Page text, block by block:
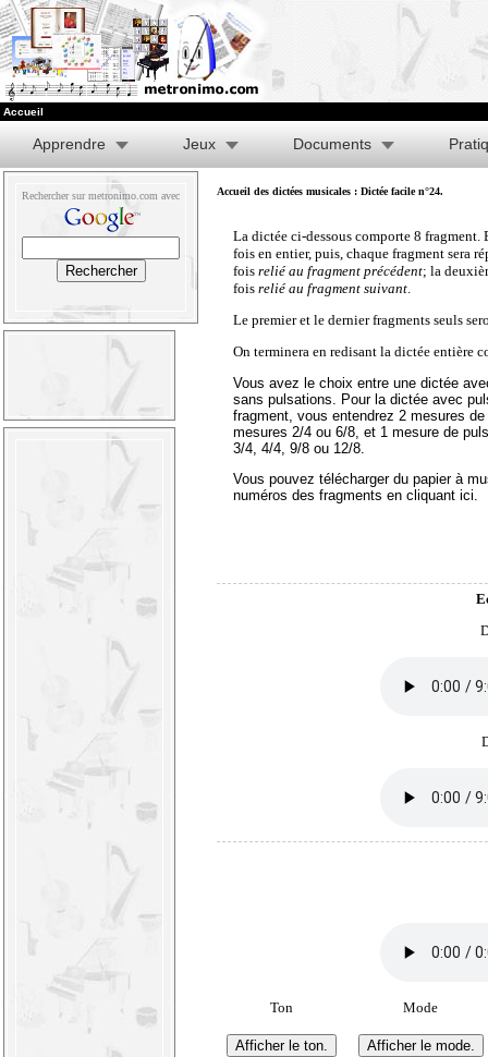
Accueil
Apprendre Jeux Documents
Rechercher sur metronimo.com avec Accueil des dictées musicales : Dictée facile n°24.
La dictée ci-dessous comporte 8 fragment.
fois en entier, puis, chaque fragment sera
fois relié au fragment précédent; la
fois relié au fragment suivant.
Le premier et le dernier fragments seuls
On terminera en redisant la dictée entière
Vous avez le choix entre une dictée
sans pulsations. Pour la dictée avec
fragment, vous entendrez 2 mesures
mesures 2/4 ou 6/8, et 1 mesure de
3/4, 4/4, 9/8 ou 12/8.
Vous pouvez télécharger du papier à
numéros des fragments en cliquant ici.
Ton Mode